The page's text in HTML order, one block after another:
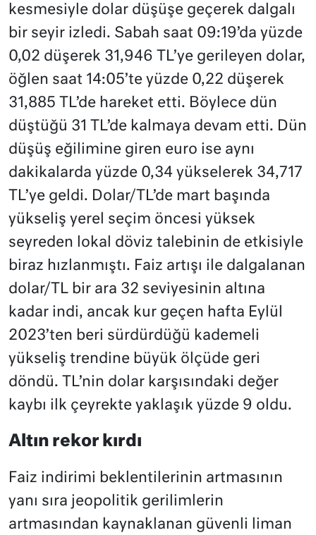
kesmesiyle dolar düşüşe geçerek dalgalı
bir seyir izledi. Sabah saat 09:19’da yüzde
0,02 düşerek 31,946 TL’ye gerileyen dolar,
öğlen saat 14:05’te yüzde 0,22 düşerek
31,885 TL’de hareket etti. Böylece dün
düştüğü 31 TL’de kalmaya devam etti. Dün
düşüş eğilimine giren euro ise aynı
dakikalarda yüzde 0,34 yükselerek 34,717
TL’ye geldi. Dolar/TL’de mart başında
yükseliş yerel seçim öncesi yüksek
seyreden lokal döviz talebinin de etkisiyle
biraz hızlanmıştı. Faiz artışı ile dalgalanan
dolar/TL bir ara 32 seviyesinin altına
kadar indi, ancak kur geçen hafta Eylül
2023’ten beri sürdürdüğü kademeli
yükseliş trendine büyük ölçüde geri
döndü. TL’nin dolar karşısındaki değer
kaybı ilk çeyrekte yaklaşık yüzde 9 oldu.
Altın rekor kırdı
Faiz indirimi beklentilerinin artmasının
yanı sıra jeopolitik gerilimlerin
artmasından kaynaklanan güvenli liman